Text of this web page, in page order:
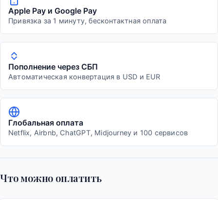
Apple Pay и Google Pay
Привязка за 1 минуту, бесконтактная оплата
Пополнение через СБП
Автоматическая конвертация в USD и EUR
Глобальная оплата
Netflix, Airbnb, ChatGPT, Midjourney и 100 сервисов
Что можно оплатить